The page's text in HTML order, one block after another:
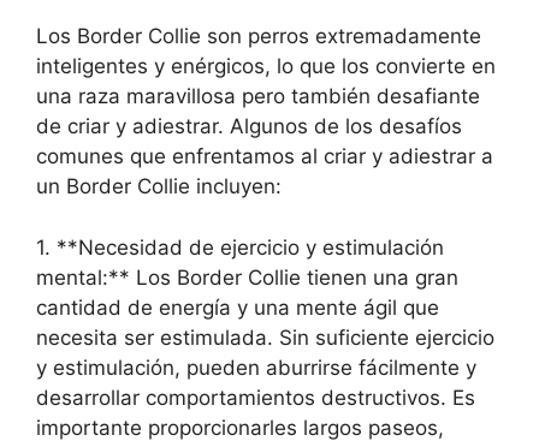
Los Border Collie son perros extremadamente
inteligentes y enérgicos, lo que los convierte en
una raza maravillosa pero también desafiante
de criar y adiestrar. Algunos de los desafíos
comunes que enfrentamos al criar y adiestrar a
un Border Collie incluyen:
1. **Necesidad de ejercicio y estimulación
mental:** Los Border Collie tienen una gran
cantidad de energía y una mente ágil que
necesita ser estimulada. Sin suficiente ejercicio
y estimulación, pueden aburrirse fácilmente y
desarrollar comportamientos destructivos. Es
importante proporcionarles largos paseos,